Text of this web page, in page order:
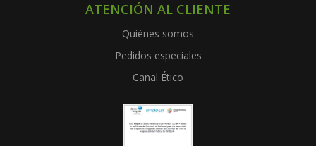
ATENCIÓN AL CLIENTE
Quiénes somos
Pedidos especiales
Canal Ético